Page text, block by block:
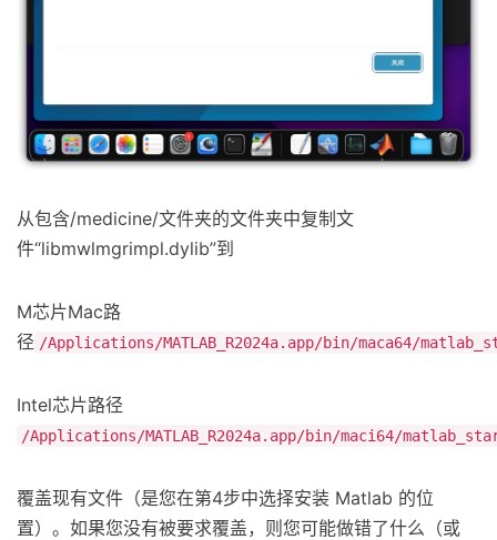
从包含/medicine/文件夹的文件夹中复制文
件“libmwlmgrimpl.dylib”到
M芯片Mac路
径 /Applications/MATLAB_R2024a.app/bin/maca64/
Intel芯片路径
/Applications/MATLAB_R2024a.app/bin/maci64/
覆盖现有文件（是您在第4步中选择安装 Matlab 的位
置）。如果您没有被要求覆盖，则您可能做错了什么（或